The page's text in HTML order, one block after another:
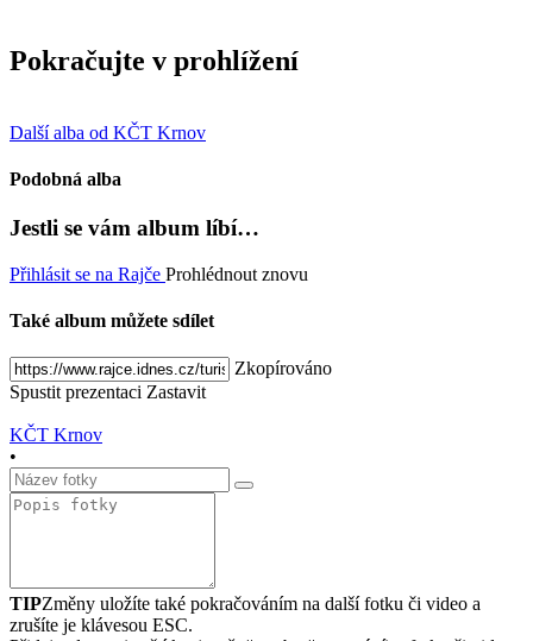
Pokračujte v prohlížení
Další alba od KČT Krnov
Podobná alba
Jestli se vám album líbí…
Přihlásit se na Rajče Prohlédnout znovu
Také album můžete sdílet
Zkopírováno
Spustit prezentaci Zastavit
KČT Krnov
•
TIPZměny uložíte také pokračováním na další fotku či video a
zrušíte je klávesou ESC.